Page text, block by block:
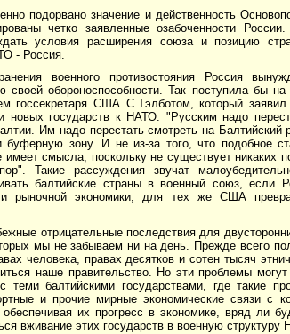
подорвано значение и действенность
четко заявленные озабоченности
условия расширения союза и позицию
- Россия.
военного противостояния Россия
обороноспособности. Так поступила бы
госсекретаря США С.Тэлботом, который
новых государств к НАТО: "Русским надо
Им надо перестать смотреть на Балтийский
буферную зону. И не из-за того, что подобное
смысла, поскольку не существует никаких
Такие рассуждения звучат
балтийские страны в военный союз, если
и рыночной экономики, для тех же США
отрицательные последствия для
мы не забываем ни на день. Прежде всего
человека, правах десятков и сотен тысяч
наше правительство. Но эти проблемы
теми балтийскими государствами, где такие
и прочие мирные экономические связи с
их прогресс в экономике, вряд ли
вживание этих государств в военную структуру